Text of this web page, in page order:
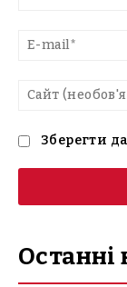
Зберегти
Останні